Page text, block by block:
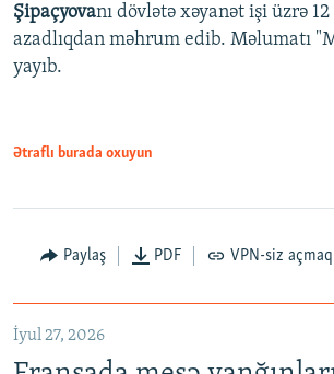
Şipaçyovanı dövlətə xəyanət işi üzrə
azadlıqdan məhrum edib. Məlumatı
yayıb.
Ətraflı burada oxuyun
Paylaş PDF VPN-siz açmaq
İyul 27, 2026